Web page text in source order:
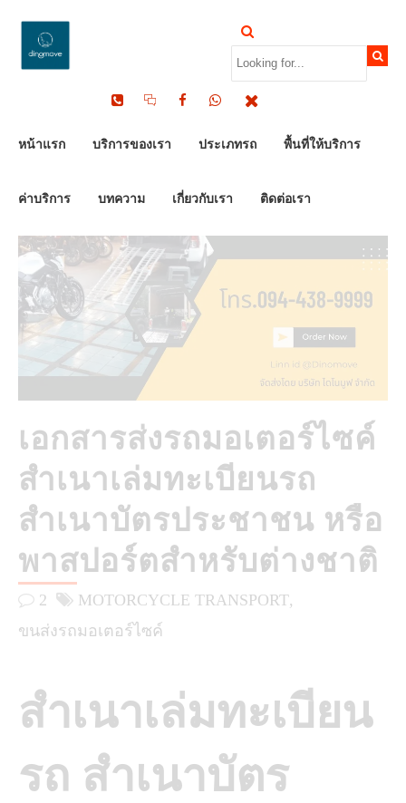
หน้าแรก บริการของเรา ประเภทรถ พื้นที่ให้บริการ
ค่าบริการ บทความ เกี่ยวกับเรา ติดต่อเรา
เอกสารส่งรถมอเตอร์ไซค์
สำเนาเล่มทะเบียนรถ
สำเนาบัตรประชาชน หรือ
พาสปอร์ตสำหรับต่างชาติ
2
MOTORCYCLE TRANSPORT
ขนส่งรถมอเตอร์ไซค์
สำเนาเล่มทะเบียน
รถ สำเนาบัตร